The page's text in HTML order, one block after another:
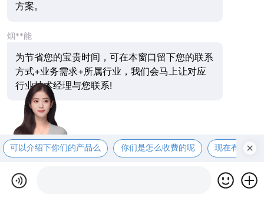
方案。
烟**能
为节省您的宝贵时间，可在本窗口留下您的联系
方式+业务需求+所属行业，我们会马上让对应
行业技术经理与您联系!
可以介绍下你们的产品么 你们是怎么收费的呢 现在有优惠